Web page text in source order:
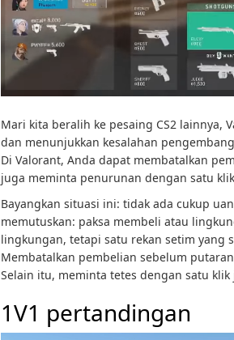
Mari kita beralih ke pesaing CS2 lainnya,
dan menunjukkan kesalahan
Di Valorant, Anda dapat membatalkan
juga meminta penurunan dengan satu
Bayangkan situasi ini: tidak ada cukup
memutuskan: paksa membeli atau
lingkungan, tetapi satu rekan setim yang
Membatalkan pembelian sebelum
Selain itu, meminta tetes dengan satu klik
1V1 pertandingan